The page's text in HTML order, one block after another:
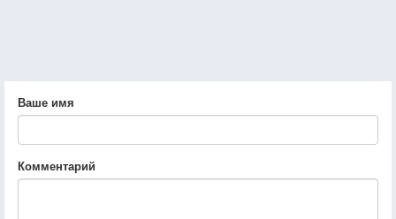
Ваше имя
Комментарий